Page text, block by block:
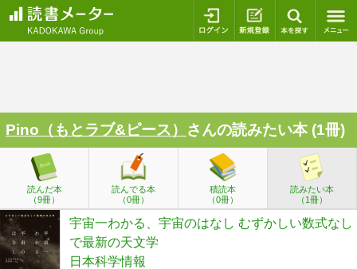
ログイン 新規登録
Pino（もとラブ&ピース） さんの読みたい本 (1冊)
読んだ本
（9冊）
読んでる本
（0冊）
積読本
（0冊）
読みたい本
（1冊）
宇宙一わかる、宇宙のはなし むずかしい数式なし
で最新の天文学
日本科学情報